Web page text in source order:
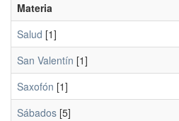
Materia
Salud [1]
San Valentín [1]
Saxofón [1]
Sábados [5]